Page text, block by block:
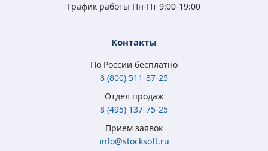
График работы Пн-Пт 9:00-19:00
Контакты
По России бесплатно
8 (800) 511-87-25
Отдел продаж
8 (495) 137-75-25
Прием заявок
info@stocksoft.ru